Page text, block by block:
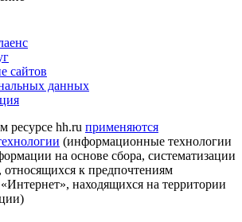
сайтов
данных
ресурсе hh.ru применяются
(информационные технологии
на основе сбора, систематизации
относящихся к предпочтениям
«Интернет», находящихся на территории